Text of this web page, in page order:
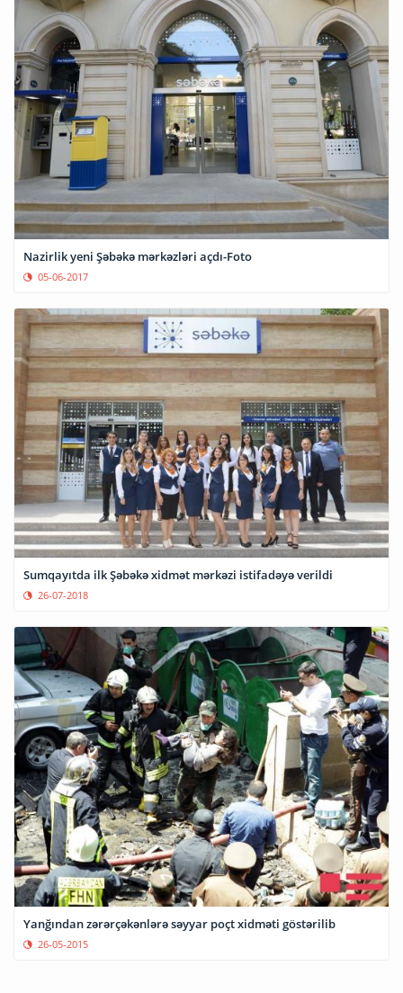
Nazirlik yeni Şəbəkə mərkəzləri açdı-Foto
05-06-2017
Sumqayıtda ilk Şəbəkə xidmət mərkəzi istifadəyə verildi
26-07-2018
Yanğından zərərçəkənlərə səyyar poçt xidməti göstərilib
26-05-2015